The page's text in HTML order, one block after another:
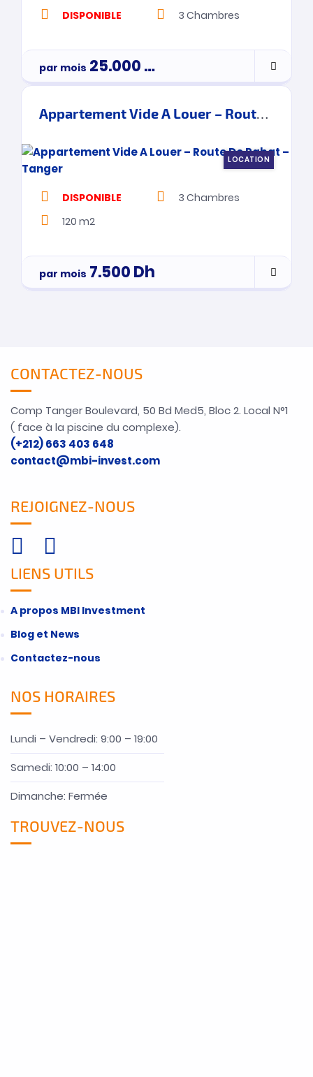
DISPONIBLE 3 Chambres
par mois 25.000Dh
Appartement Vide A Louer – Route De Rabat – Tanger
LOCATION
DISPONIBLE 3 Chambres
120 m2
par mois 7.500Dh
CONTACTEZ-NOUS
Comp Tanger Boulevard, 50 Bd Med5, Bloc 2. Local N°1
( face à la piscine du complexe).
(+212) 663 403 648
contact@mbi-invest.com
REJOIGNEZ-NOUS
LIENS UTILS
A propos MBI Investment
Blog et News
Contactez-nous
NOS HORAIRES
Lundi – Vendredi: 9:00 – 19:00
Samedi: 10:00 – 14:00
Dimanche: Fermée
TROUVEZ-NOUS